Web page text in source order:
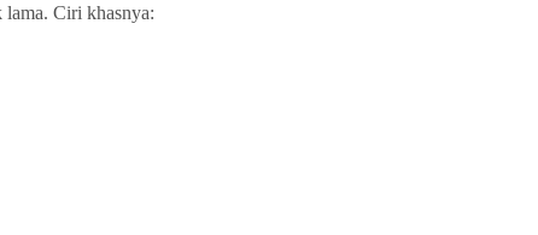
lama. Ciri khasnya: